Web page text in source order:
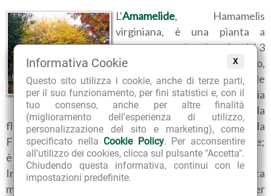
X
Informativa Cookie
Questo sito utilizza i cookie, anche di terze parti,
per il suo funzionamento, per fini statistici e, con il
tuo consenso, anche per altre finalità
(miglioramento dell'esperienza di utilizzo,
personalizzazione del sito e marketing), come
specificato nella Cookie Policy. Per acconsentire
all'utilizzo dei cookies, clicca sul pulsante "Accetta".
Chiudendo questa informativa, continui con le
impostazioni predefinite.
Hamamelis virginiana
L'Amamelide, Hamamelis
virginiana, è una pianta a
portamento arbustivo alta dai 3
ai 5 metri, simile al Nocciòlo,
appartenente alla famiglia delle
Hamamelidàceae. Originaria
della Virginia, fa parte della
flora spontanea del Nord America, fra il Canada e la
Florida ad est, e fra il Nebraska e il Texas ad occidente;
è nota anche col nome di Nocciòlo d'America.
In Europa si diffuse intorno al 1700, non come pianta
medicinale, ma importata come pianta ornamentale per